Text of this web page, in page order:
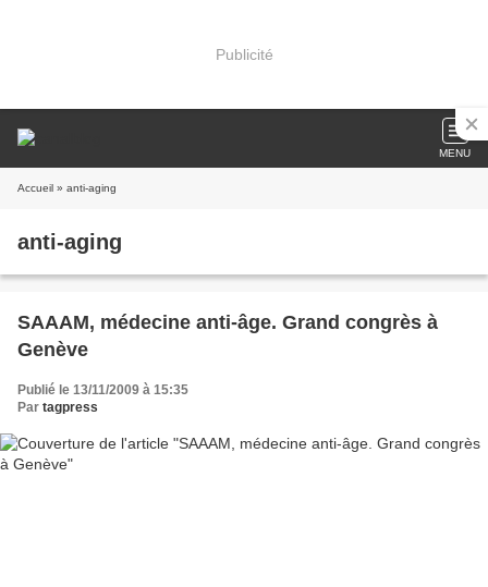
Publicité
MENU
Accueil » anti-aging
anti-aging
SAAAM, médecine anti-âge. Grand congrès à
Genève
Publié le 13/11/2009 à 15:35
Par tagpress